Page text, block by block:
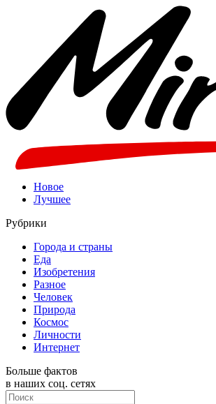
Новое
Лучшее
Рубрики
Города и страны
Еда
Изобретения
Разное
Человек
Природа
Космос
Личности
Интернет
Больше фактов
в наших соц. сетях